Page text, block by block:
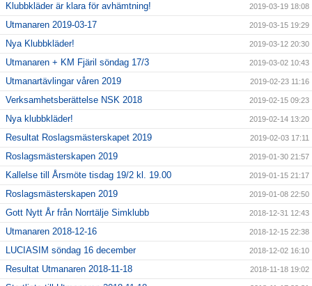
Klubbkläder är klara för avhämtning! 2019-03-19 18:08
Utmanaren 2019-03-17 2019-03-15 19:29
Nya Klubbkläder! 2019-03-12 20:30
Utmanaren + KM Fjäril söndag 17/3 2019-03-02 10:43
Utmanartävlingar våren 2019 2019-02-23 11:16
Verksamhetsberättelse NSK 2018 2019-02-15 09:23
Nya klubbkläder! 2019-02-14 13:20
Resultat Roslagsmästerskapet 2019 2019-02-03 17:11
Roslagsmästerskapen 2019 2019-01-30 21:57
Kallelse till Årsmöte tisdag 19/2 kl. 19.00 2019-01-15 21:17
Roslagsmästerskapen 2019 2019-01-08 22:50
Gott Nytt År från Norrtälje Simklubb 2018-12-31 12:43
Utmanaren 2018-12-16 2018-12-15 22:38
LUCIASIM söndag 16 december 2018-12-02 16:10
Resultat Utmanaren 2018-11-18 2018-11-18 19:02